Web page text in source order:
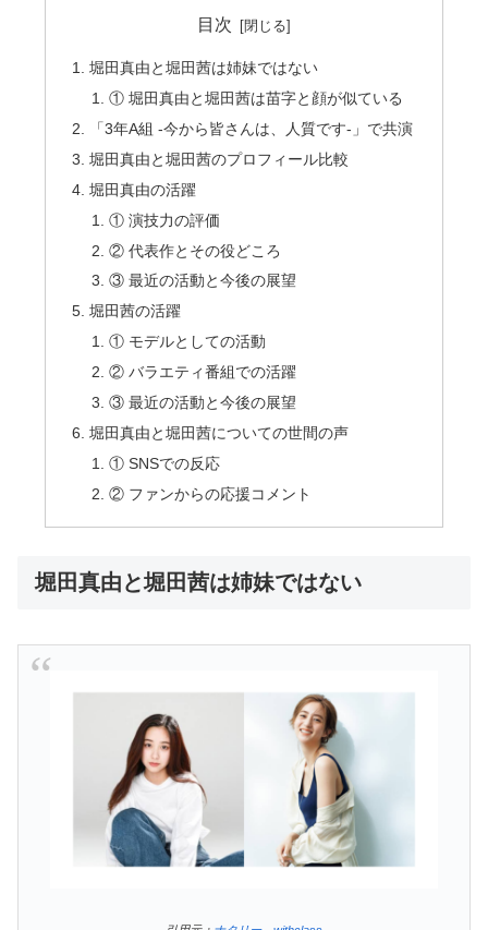
目次
堀田真由と堀田茜は姉妹ではない
① 堀田真由と堀田茜は苗字と顔が似ている
「3年A組 -今から皆さんは、人質です-」で共演
堀田真由と堀田茜のプロフィール比較
堀田真由の活躍
① 演技力の評価
② 代表作とその役どころ
③ 最近の活動と今後の展望
堀田茜の活躍
① モデルとしての活動
② バラエティ番組での活躍
③ 最近の活動と今後の展望
堀田真由と堀田茜についての世間の声
① SNSでの反応
② ファンからの応援コメント
堀田真由と堀田茜は姉妹ではない